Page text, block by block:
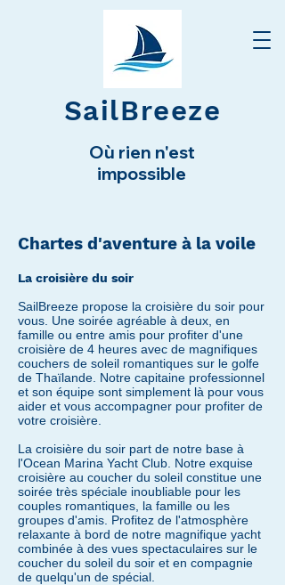
SailBreeze
Où rien n'est
impossible
Chartes d'aventure à la voile
La croisière du soir
SailBreeze propose la croisière du soir pour
vous. Une soirée agréable à deux, en
famille ou entre amis pour profiter d'une
croisière de 4 heures avec de magnifiques
couchers de soleil romantiques sur le golfe
de Thaïlande. Notre capitaine professionnel
et son équipe sont simplement là pour vous
aider et vous accompagner pour profiter de
votre croisière.
La croisière du soir part de notre base à
l'Ocean Marina Yacht Club. Notre exquise
croisière au coucher du soleil constitue une
soirée très spéciale inoubliable pour les
couples romantiques, la famille ou les
groupes d'amis. Profitez de l'atmosphère
relaxante à bord de notre magnifique yacht
combinée à des vues spectaculaires sur le
coucher du soleil du soir et en compagnie
de quelqu'un de spécial.